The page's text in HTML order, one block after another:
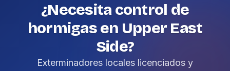
¿Necesita control de
hormigas en Upper East
Side?
Exterminadores locales licenciados y